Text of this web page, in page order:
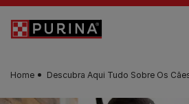
Skip to main content
Home Descubra Aqui Tudo Sobre Os